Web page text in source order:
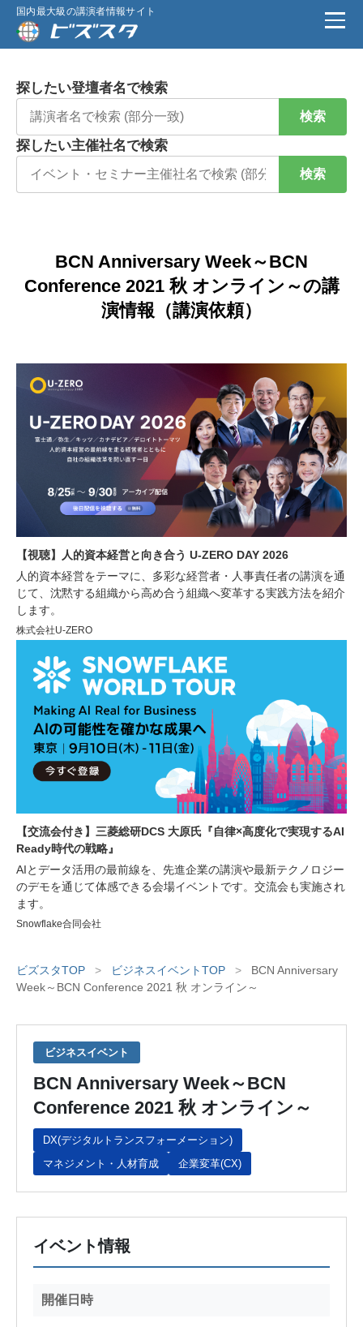
国内最大級の講演者情報サイト
探したい登壇者名で検索
検索
探したい主催社名で検索
検索
BCN Anniversary Week～BCN
Conference 2021 秋 オンライン～の講
演情報（講演依頼）
【視聴】人的資本経営と向き合う U-ZERO DAY 2026
人的資本経営をテーマに、多彩な経営者・人事責任者の講演を通
じて、沈黙する組織から高め合う組織へ変革する実践方法を紹介
します。
株式会社U-ZERO
【交流会付き】三菱総研DCS 大原氏『自律×高度化で実現するAI
Ready時代の戦略』
AIとデータ活用の最前線を、先進企業の講演や最新テクノロジー
のデモを通じて体感できる会場イベントです。交流会も実施され
ます。
Snowflake合同会社
ビズスタTOP > ビジネスイベントTOP >
BCN Anniversary
Week～BCN Conference 2021 秋 オンライン～
ビジネスイベント
BCN Anniversary Week～BCN
Conference 2021 秋 オンライン～
DX(デジタルトランスフォーメーション)
マネジメント・人材育成
企業変革(CX)
イベント情報
開催日時